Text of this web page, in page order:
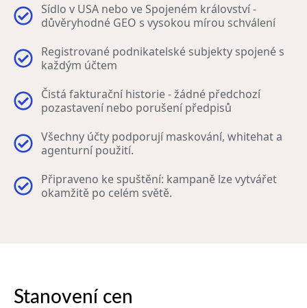
Sídlo v USA nebo ve Spojeném království -
důvěryhodné GEO s vysokou mírou schválení
Registrované podnikatelské subjekty spojené s
každým účtem
Čistá fakturační historie - žádné předchozí
pozastavení nebo porušení předpisů
Všechny účty podporují maskování, whitehat a
agenturní použití.
Připraveno ke spuštění: kampaně lze vytvářet
okamžitě po celém světě.
Stanovení cen